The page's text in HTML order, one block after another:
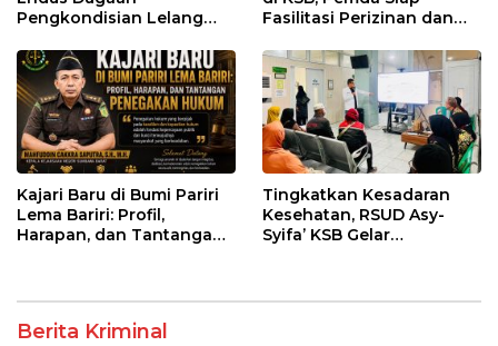
Pengkondisian Lelang
Benih Bawang Merah
senilai Rp 7,5 Miliar
Fasilitasi Perizinan dan
Regulasi
Kajari Baru di Bumi Pariri
Lema Bariri: Profil,
Harapan, dan Tantangan
Tingkatkan Kesadaran
Kesehatan, RSUD Asy-
Syifa’ KSB Gelar
Berita Kriminal